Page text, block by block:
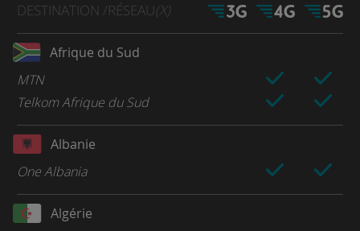
DESTINATION /RÉSEAU(X)
Afrique du Sud
MTN
Telkom Afrique du Sud
Albanie
One Albania
Algérie